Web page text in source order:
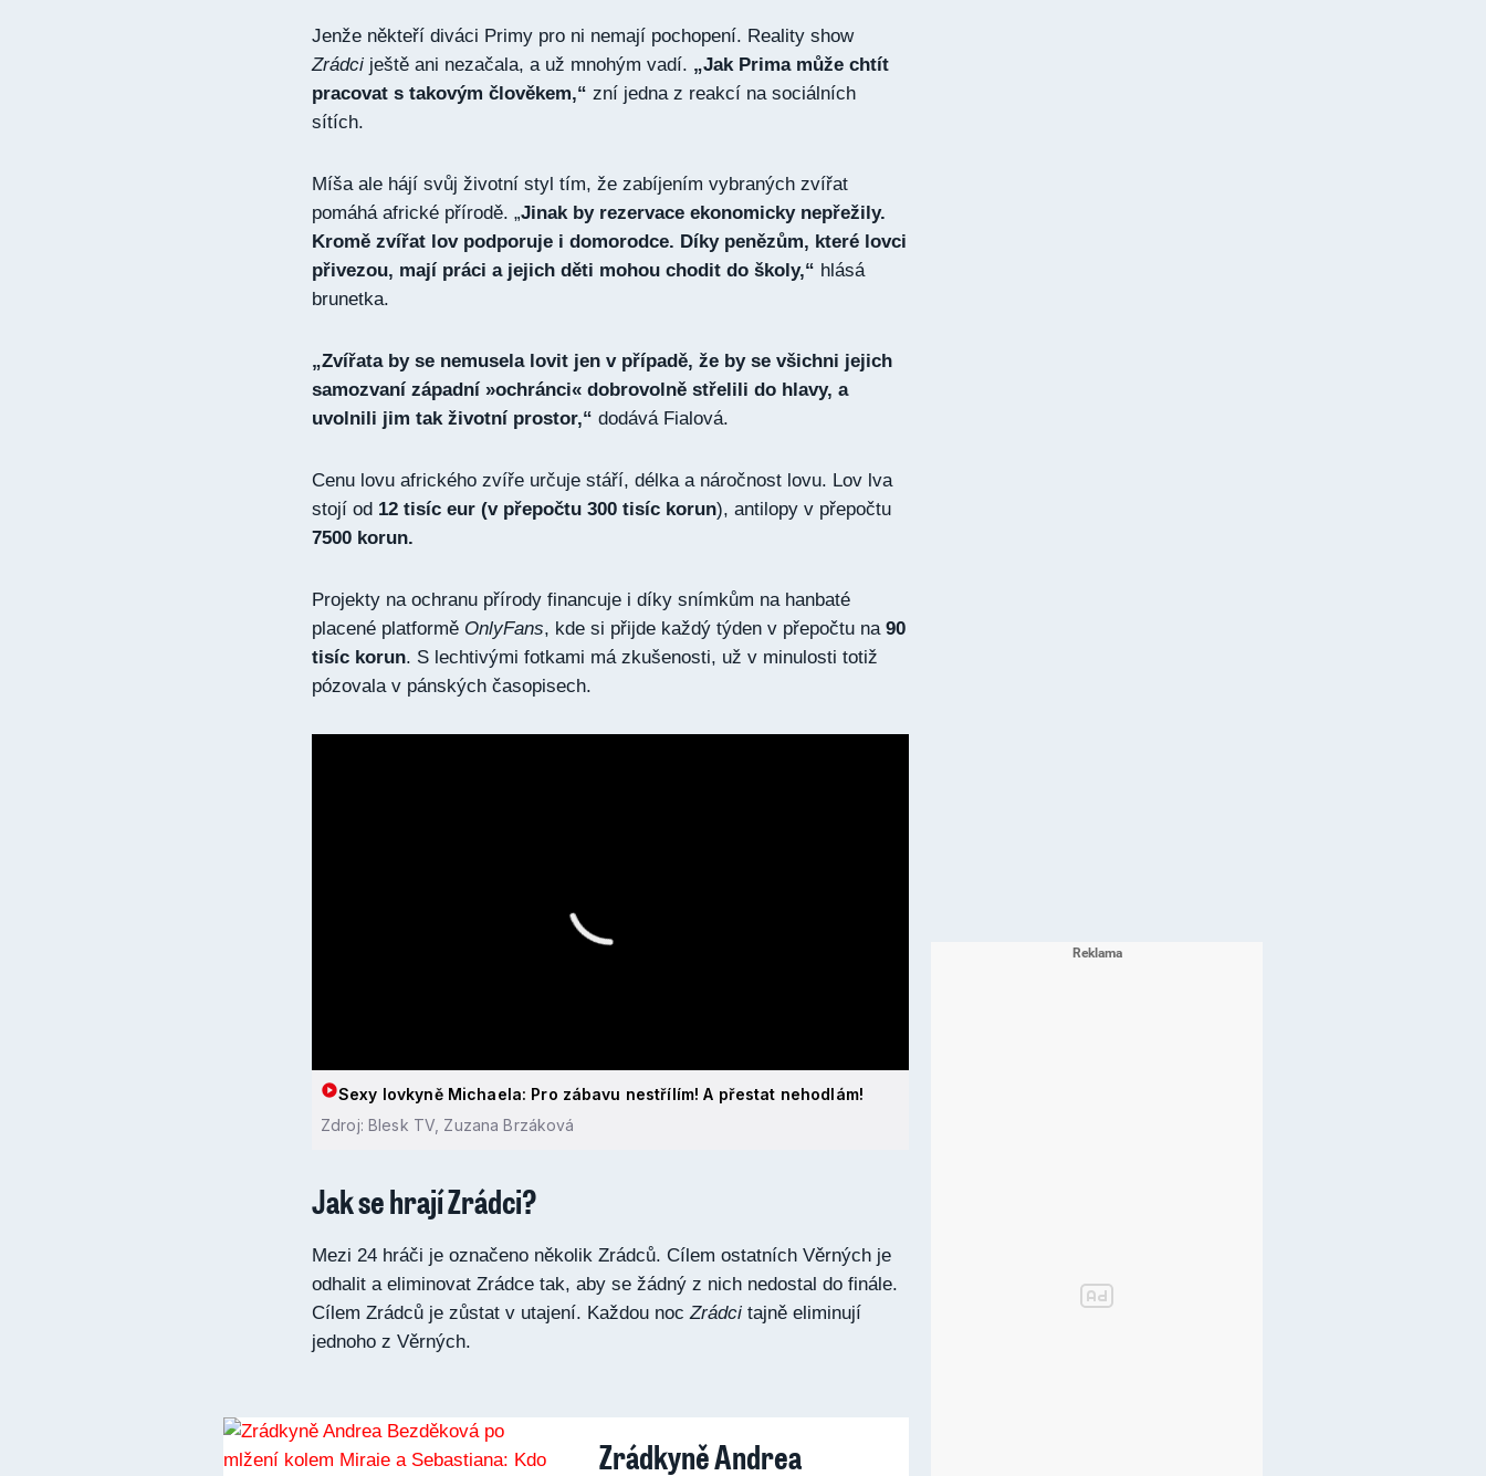
Jenže někteří diváci Primy pro ni nemají pochopení. Reality show
Zrádci ještě ani nezačala, a už mnohým vadí. „Jak Prima může chtít
pracovat s takovým člověkem,“ zní jedna z reakcí na sociálních
sítích.
Míša ale hájí svůj životní styl tím, že zabíjením vybraných zvířat
pomáhá africké přírodě. „Jinak by rezervace ekonomicky nepřežily.
Kromě zvířat lov podporuje i domorodce. Díky penězům, které lovci
přivezou, mají práci a jejich děti mohou chodit do školy,“ hlásá
brunetka.
„Zvířata by se nemusela lovit jen v případě, že by se všichni jejich
samozvaní západní »ochránci« dobrovolně střelili do hlavy, a
uvolnili jim tak životní prostor,“ dodává Fialová.
Cenu lovu afrického zvíře určuje stáří, délka a náročnost lovu. Lov lva
stojí od 12 tisíc eur (v přepočtu 300 tisíc korun), antilopy v přepočtu
7500 korun.
Projekty na ochranu přírody financuje i díky snímkům na hanbaté
placené platformě OnlyFans, kde si přijde každý týden v přepočtu na 90
tisíc korun. S lechtivými fotkami má zkušenosti, už v minulosti totiž
pózovala v pánských časopisech.
Sexy lovkyně Michaela: Pro zábavu nestřílím! A přestat nehodlám!
Zdroj: Blesk TV, Zuzana Brzáková
Jak se hrají Zrádci?
Mezi 24 hráči je označeno několik Zrádců. Cílem ostatních Věrných je
odhalit a eliminovat Zrádce tak, aby se žádný z nich nedostal do finále.
Cílem Zrádců je zůstat v utajení. Každou noc Zrádci tajně eliminují
jednoho z Věrných.
Zrádkyně Andrea